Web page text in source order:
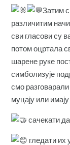
Затим
различитим
сви гласови су
потом оцртала
шарене руке
симболизује
смо
муцају или
сачекати
гледати их